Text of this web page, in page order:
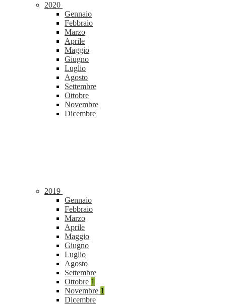
2020
Gennaio
Febbraio
Marzo
Aprile
Maggio
Giugno
Luglio
Agosto
Settembre
Ottobre
Novembre
Dicembre
2019
Gennaio
Febbraio
Marzo
Aprile
Maggio
Giugno
Luglio
Agosto
Settembre
Ottobre 1
Novembre 1
Dicembre